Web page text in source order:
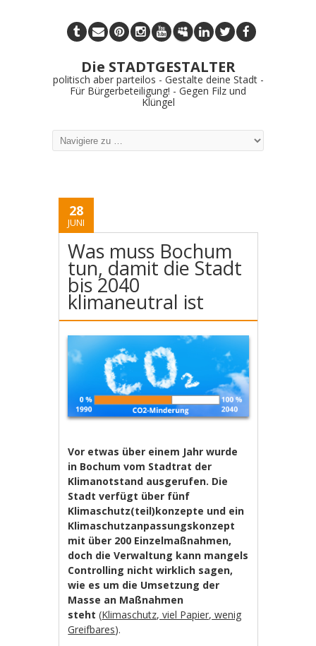
Die STADTGESTALTER
politisch aber parteilos - Gestalte deine Stadt -
Für Bürgerbeteiligung! - Gegen Filz und
Klüngel
28
JUNI
Was muss Bochum
tun, damit die Stadt
bis 2040
klimaneutral ist
Vor etwas über einem Jahr wurde
in Bochum vom Stadtrat der
Klimanotstand ausgerufen. Die
Stadt verfügt über fünf
Klimaschutz(teil)konzepte und ein
Klimaschutzanpassungskonzept
mit über 200 Einzelmaßnahmen,
doch die Verwaltung kann mangels
Controlling nicht wirklich sagen,
wie es um die Umsetzung der
Masse an Maßnahmen
steht (Klimaschutz, viel Papier, wenig
Greifbares).